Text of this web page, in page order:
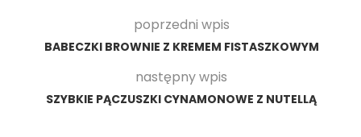
poprzedni wpis
BABECZKI BROWNIE Z KREMEM FISTASZKOWYM
następny wpis
SZYBKIE PĄCZUSZKI CYNAMONOWE Z NUTELLĄ